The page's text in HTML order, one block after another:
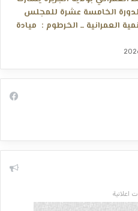
الخامسة عشرة للمجلس
العمرانية ــ الخرطوم : ميادة
اعلانية